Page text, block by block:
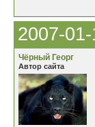
2007-
Чёрный Георг
Автор сайта